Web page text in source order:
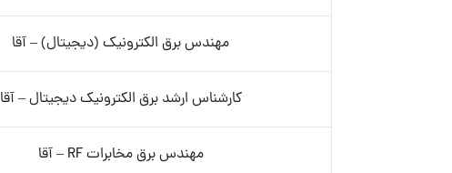
مهندس برق الکترونیک (دیجیتال) – آقا
کارشناس ارشد برق الکترونیک دیجیتال – آقا
مهندس برق مخابرات RF – آقا